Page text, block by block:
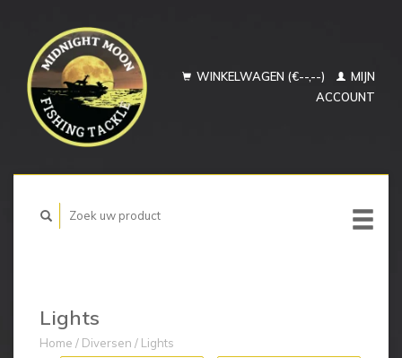
WINKELWAGEN (€--,--)
MIJN
ACCOUNT
Lights
Home / Diversen / Lights